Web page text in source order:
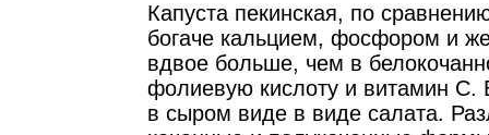
Капуста пекинская, по
богаче кальцием, фосфором и
вдвое больше, чем в
фолиевую кислоту и витамин С.
в сыром виде в виде салата.